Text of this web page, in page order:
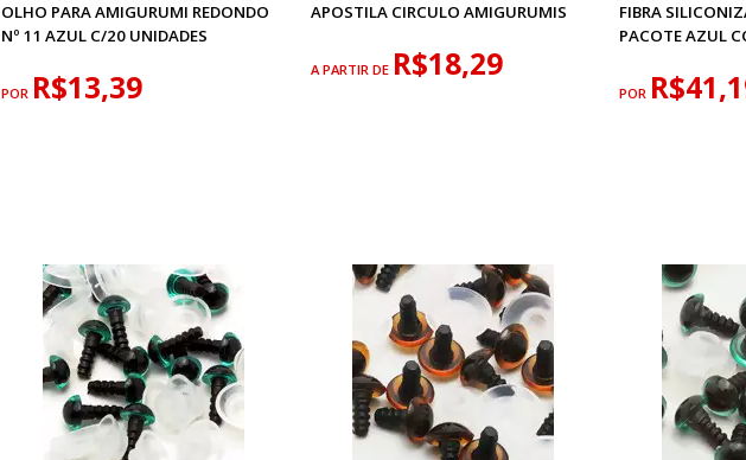
OLHO PARA AMIGURUMI REDONDO
Nº 11 AZUL C/20 UNIDADES
POR R$13,39
APOSTILA CIRCULO AMIGURUMIS
A PARTIR DE R$18,29
FIBRA
PACOTE AZUL
POR